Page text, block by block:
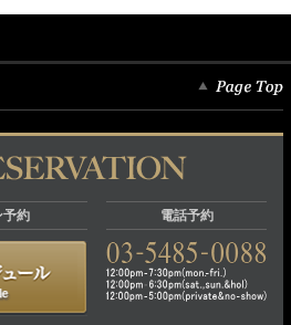
予約 電話予約